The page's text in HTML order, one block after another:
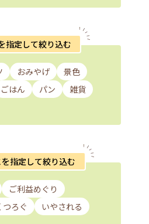
指定して絞り込む
おみやげ
景色
ごはん パン
雑貨
指定して絞り込む
ご利益めぐり
つろぐ
いやされる